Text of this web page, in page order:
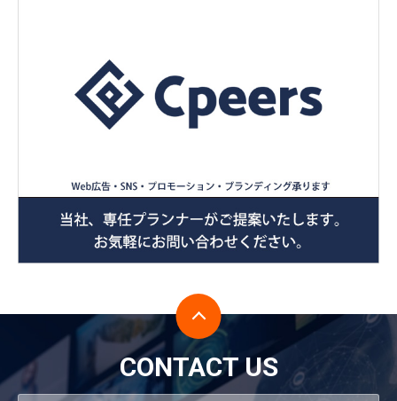
CONTACT US